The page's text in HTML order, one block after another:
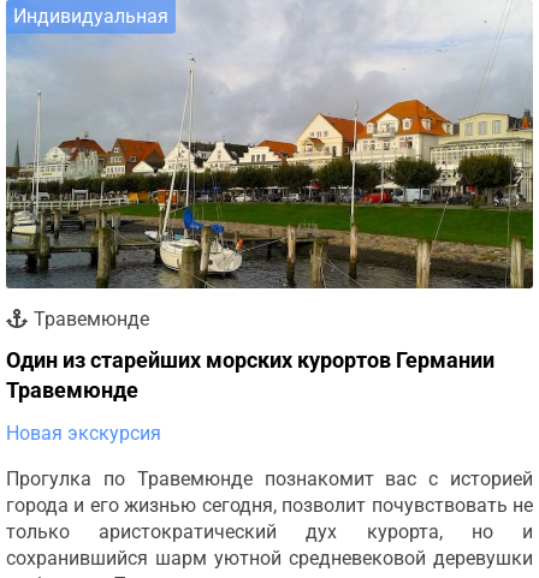
Индивидуальная
Травемюнде
Один из старейших морских курортов Германии
Травемюнде
Новая экскурсия
Прогулка по Травемюнде познакомит вас с историей
города и его жизнью сегодня, позволит почувствовать не
только аристократический дух курорта, но и
сохранившийся шарм уютной средневековой деревушки